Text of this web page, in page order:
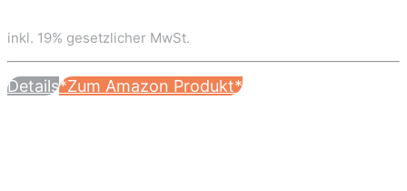
inkl. 19% gesetzlicher MwSt.
Details*Zum Amazon Produkt*